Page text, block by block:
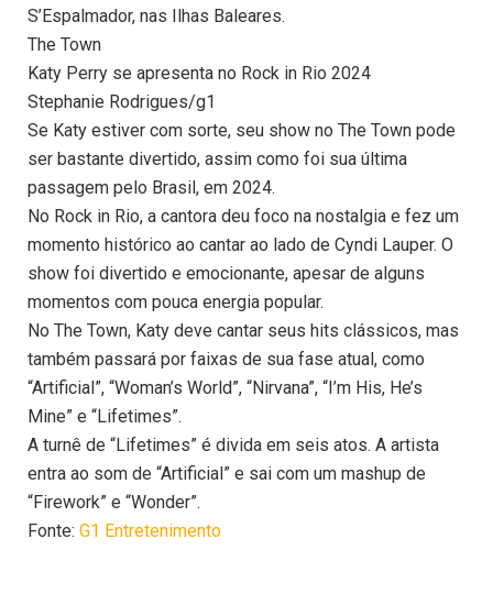
S’Espalmador, nas Ilhas Baleares.
The Town
Katy Perry se apresenta no Rock in Rio 2024
Stephanie Rodrigues/g1
Se Katy estiver com sorte, seu show no The Town pode
ser bastante divertido, assim como foi sua última
passagem pelo Brasil, em 2024.
No Rock in Rio, a cantora deu foco na nostalgia e fez um
momento histórico ao cantar ao lado de Cyndi Lauper. O
show foi divertido e emocionante, apesar de alguns
momentos com pouca energia popular.
No The Town, Katy deve cantar seus hits clássicos, mas
também passará por faixas de sua fase atual, como
“Artificial”, “Woman’s World”, “Nirvana”, “I’m His, He’s
Mine” e “Lifetimes”.
A turnê de “Lifetimes” é divida em seis atos. A artista
entra ao som de “Artificial” e sai com um mashup de
“Firework” e “Wonder”.
Fonte: G1 Entretenimento